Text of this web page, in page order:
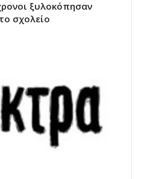
ξυλοκόπησαν
σχολείο